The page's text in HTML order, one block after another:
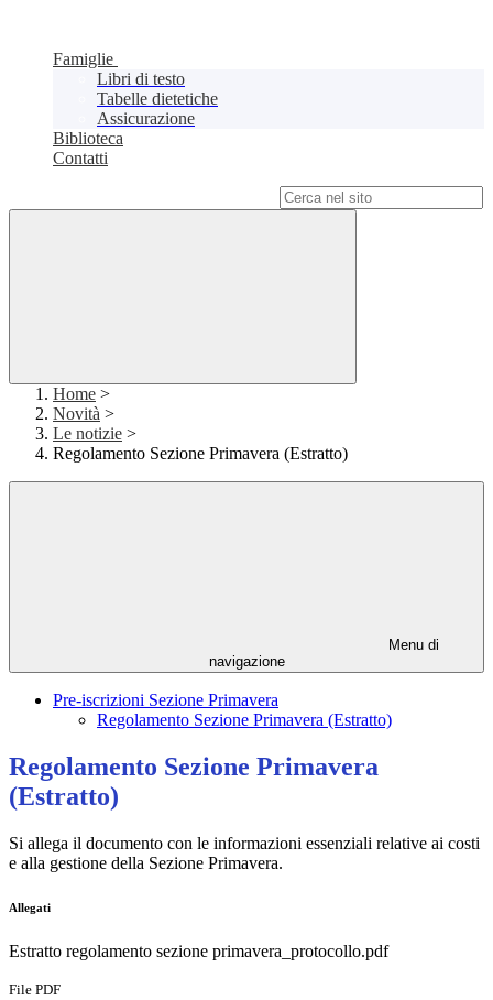
Famiglie
Libri di testo
Tabelle dietetiche
Assicurazione
Biblioteca
Contatti
Home >
Novità >
Le notizie >
Regolamento Sezione Primavera (Estratto)
Menu di
navigazione
Pre-iscrizioni Sezione Primavera
Regolamento Sezione Primavera (Estratto)
Regolamento Sezione Primavera
(Estratto)
Si allega il documento con le informazioni essenziali relative ai costi
e alla gestione della Sezione Primavera.
Allegati
Estratto regolamento sezione primavera_protocollo.pdf
File PDF